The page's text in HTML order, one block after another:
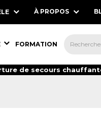
À PROPOS
ÉQUIPEMENTS,
FORMATION
de secours